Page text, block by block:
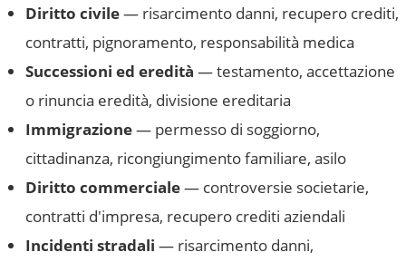
Diritto civile— risarcimento danni, recupero crediti,
contratti, pignoramento, responsabilità medica
Successioni ed eredità — testamento, accettazione
o rinuncia eredità, divisione ereditaria
Immigrazione— permesso di soggiorno,
cittadinanza, ricongiungimento familiare, asilo
Diritto commerciale— controversie societarie,
contratti d'impresa, recupero crediti aziendali
Incidenti stradali — risarcimento danni,